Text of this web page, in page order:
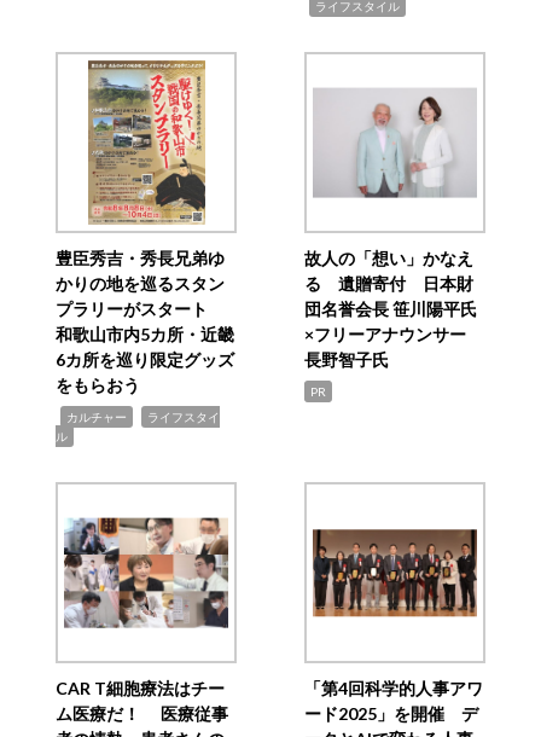
ライフスタイル
豊臣秀吉・秀長兄弟ゆ
かりの地を巡るスタン
プラリーがスタート
和歌山市内5カ所・近畿
6カ所を巡り限定グッズ
をもらおう
カルチャー
ライフスタイ
ル
故人の「想い」かなえ
る 遺贈寄付 日本財
団名誉会長 笹川陽平氏
×フリーアナウンサー
長野智子氏
PR
CAR T細胞療法はチー
ム医療だ！ 医療従事
「第4回科学的人事アワ
ード2025」を開催 デ